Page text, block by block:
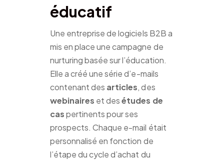
éducatif
Une entreprise de logiciels B2B a
mis en place une campagne de
nurturing basée sur l’éducation.
Elle a créé une série d’e-mails
contenant des articles, des
webinaires et desétudes de
caspertinents pour ses
prospects. Chaque e-mail était
personnalisé en fonction de
l’étape du cycle d’achat du